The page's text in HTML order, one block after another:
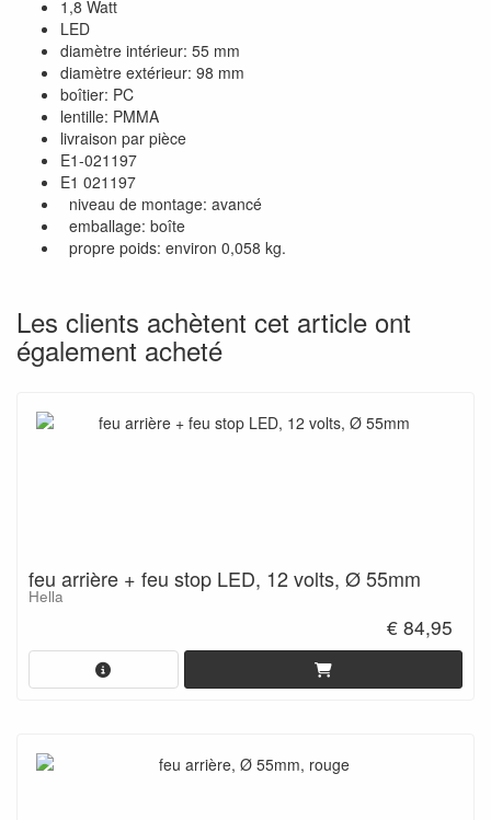
1,8 Watt
LED
diamètre intérieur: 55 mm
diamètre extérieur: 98 mm
boîtier: PC
lentille: PMMA
livraison par pièce
E1-021197
E1 021197
niveau de montage: avancé
emballage: boîte
propre poids: environ 0,058 kg.
Les clients achètent cet article ont
également acheté
feu arrière + feu stop LED, 12 volts, Ø 55mm
Hella
€ 84,95